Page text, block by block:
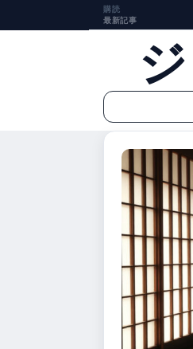
購読
最新記事